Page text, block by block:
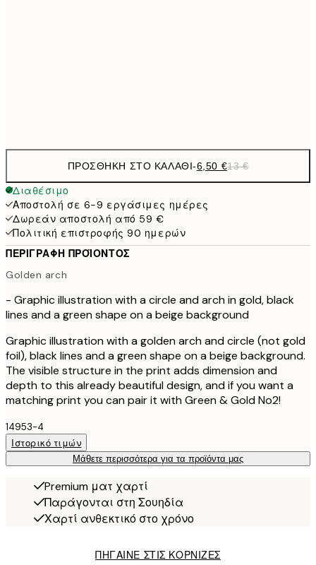
ΠΡΟΣΘΉΚΗ ΣΤΟ ΚΑΛΆΘΙ-6,50 €13 €
Διαθέσιμο
Αποστολή σε 6-9 εργάσιμες ημέρες
Δωρεάν αποστολή από 59 €
Πολιτική επιστροφής 90 ημερών
ΠΕΡΙΓΡΑΦΉ ΠΡΟΪΌΝΤΟΣ
Golden arch
- Graphic illustration with a circle and arch in gold, black
lines and a green shape on a beige background
Graphic illustration with a golden arch and circle (not gold
foil), black lines and a green shape on a beige background.
The visible structure in the print adds dimension and
depth to this already beautiful design, and if you want a
matching print you can pair it with Green & Gold No2!
14953-4
Ιστορικό τιμών
Μάθετε περισσότερα για τα προϊόντα μας
Premium ματ χαρτί
Παράγονται στη Σουηδία
Χαρτί ανθεκτικό στο χρόνο
ΠΗΓΑΙΝΕ ΣΤΙΣ ΚΟΡΝΙΖΕΣ